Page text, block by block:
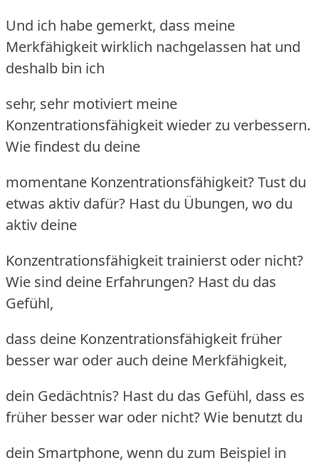
Und ich habe gemerkt, dass meine
Merkfähigkeit wirklich nachgelassen hat und
deshalb bin ich
sehr, sehr motiviert meine
Konzentrationsfähigkeit wieder zu verbessern.
Wie findest du deine
momentane Konzentrationsfähigkeit? Tust du
etwas aktiv dafür? Hast du Übungen, wo du
aktiv deine
Konzentrationsfähigkeit trainierst oder nicht?
Wie sind deine Erfahrungen? Hast du das
Gefühl,
dass deine Konzentrationsfähigkeit früher
besser war oder auch deine Merkfähigkeit,
dein Gedächtnis? Hast du das Gefühl, dass es
früher besser war oder nicht? Wie benutzt du
dein Smartphone, wenn du zum Beispiel in